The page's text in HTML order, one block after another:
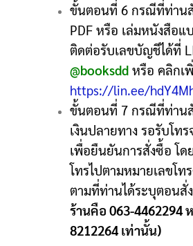
ขั้นตอนที่ 6 กรณีที่ท่าน
PDF หรือ เล่มหนังสือแ
ติดต่อรับเลขบัญชีได้ที่
@booksdd หรือ คลิกเ
https://lin.ee/
ขั้นตอนที่ 7 กรณีที่ท่าน
เงินปลายทาง รอรับโท
เพื่อยืนยันการสั่งซื้อ โด
โทรไปตามหมายเลขโ
ตามที่ท่านได้ระบุตอน
ร้านคือ 063-4462294
8212264 เท่านั้น)